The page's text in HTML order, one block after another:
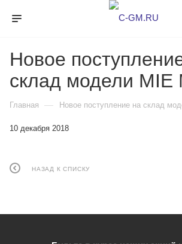
Новое
склад модели MIE
Главная — Новое поступление на склад
10 декабря 2018
НАЗАД К СПИСКУ